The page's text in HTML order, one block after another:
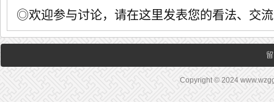
◎欢迎参与讨论，请在这里发表您的看法、交
Copyright © 2024